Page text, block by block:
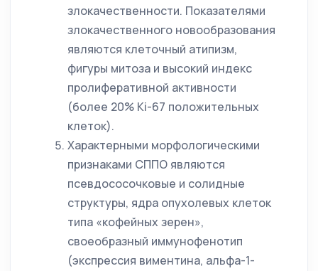
злокачественности. Показателями
злокачественного новообразования
являются клеточный атипизм,
фигуры митоза и высокий индекс
пролиферативной активности
(более 20% Ki-67 положительных
клеток).
Характерными морфологическими
признаками СППО являются
псевдососочковые и солидные
структуры, ядра опухолевых клеток
типа «кофейных зерен»,
своеобразный иммунофенотип
(экспрессия виментина, альфа-1-